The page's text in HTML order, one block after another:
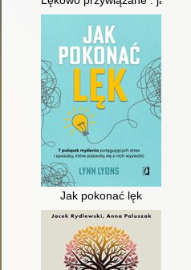
Jak pokonać lęk